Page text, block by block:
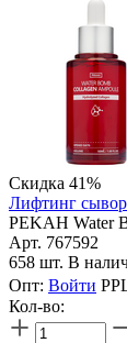
Скидка 41%
Лифтинг
PEKAH Water
Арт. 767592
658 шт. В
Опт: Войти
Кол-во: